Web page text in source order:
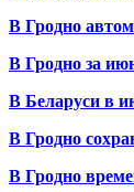
В Гродно
В Гродно за
В Беларуси в
В Гродно
В Гродно